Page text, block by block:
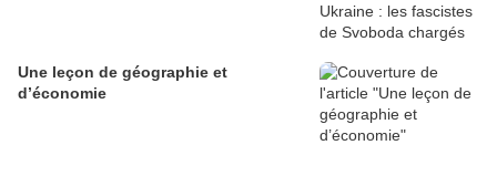
Une leçon de géographie et
d’économie